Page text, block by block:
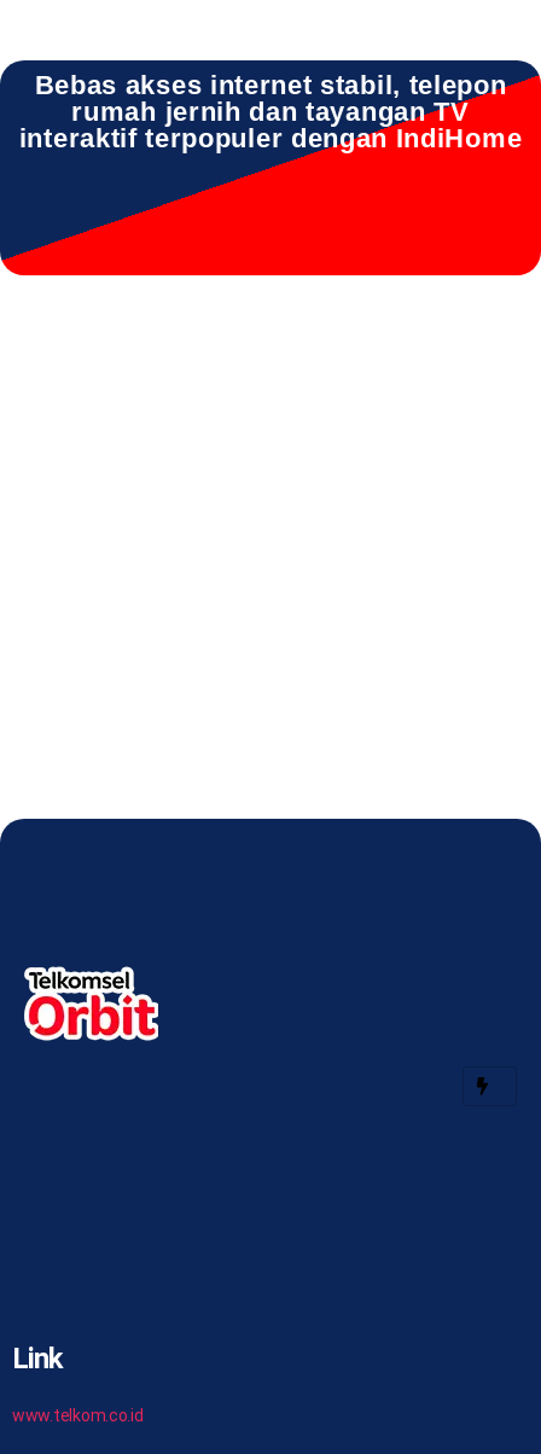
Bebas akses internet stabil, telepon
rumah jernih dan tayangan TV
interaktif terpopuler dengan IndiHome
Link
www.telkom.co.id